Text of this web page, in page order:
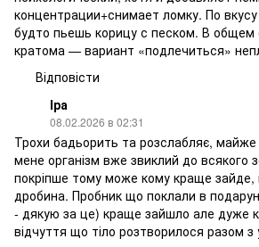
концентрации+снимает ломку. По
будто пьешь корицу с песком. В общем
кратома — вариант «подлечиться»
Відповісти
Іра
08.02.2026 в 02:31
Трохи бадьорить та розслабляє, майже
мене організм вже звиклий до всякого
покріпше тому може кому краще зайде,
дробина. Пробник що поклали в
- дякую за це) краще зайшло але дуже
відчуття що тіло розтворилося разом з